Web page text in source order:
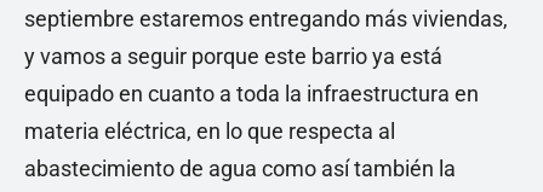
septiembre estaremos entregando más viviendas,
y vamos a seguir porque este barrio ya está
equipado en cuanto a toda la infraestructura en
materia eléctrica, en lo que respecta al
abastecimiento de agua como así también la